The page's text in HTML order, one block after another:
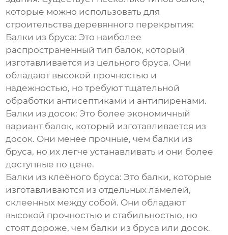
которые можно использовать для
строительствадеревянного перекрытия:
Балки из бруса: Это наиболее
распространенный тип балок, который
изготавливается из цельного бруса. Они
обладают высокой прочностью и
надежностью, но требуют тщательной
обработки антисептиками и антипиренами.
Балки из досок: Это более экономичный
вариант балок, который изготавливается из
досок. Они менее прочные, чем балки из
бруса, но их легче устанавливать и они более
доступные по цене.
Балки из клеёного бруса: Это балки, которые
изготавливаются из отдельных ламелей,
склеенных между собой. Они обладают
высокой прочностью и стабильностью, но
стоят дороже, чем балки из бруса или досок.